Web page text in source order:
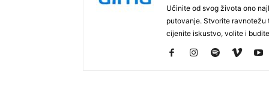
Učinite od svog života ono
putovanje. Stvorite ravnotežu
cijenite iskustvo, volite i